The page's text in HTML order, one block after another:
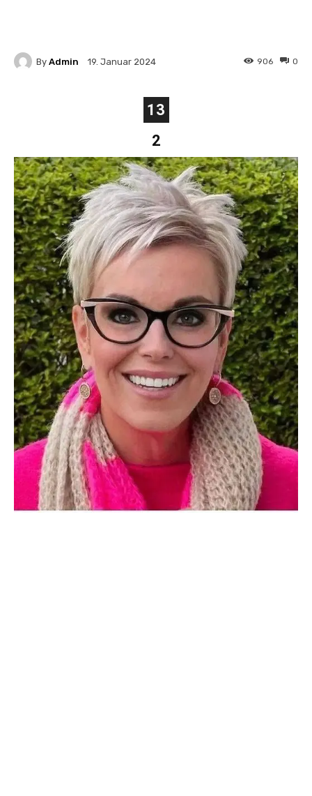
By Admin 19. Januar 2024 0
906
13
2